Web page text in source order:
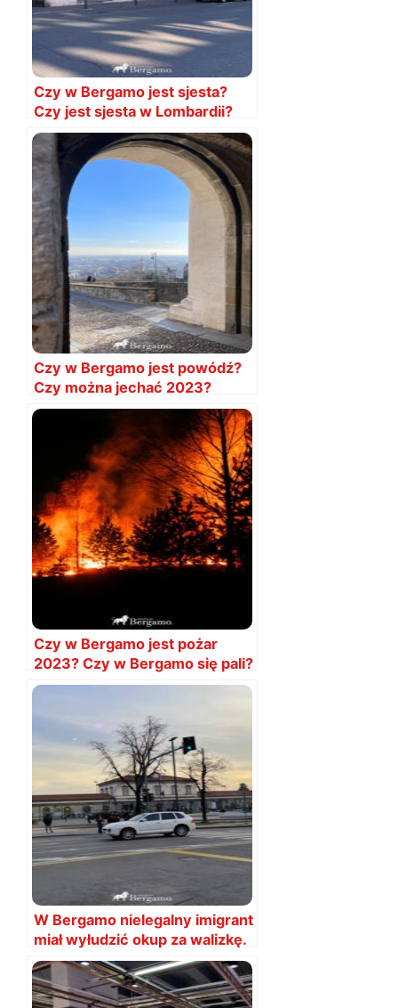
Czy w Bergamo jest sjesta?
Czy jest sjesta w Lombardii?
Kiedy jest sjesta
Czy w Bergamo jest powódź?
Czy można jechać 2023?
Czy w Bergamo jest pożar
2023? Czy w Bergamo się pali?
W Bergamo nielegalny imigrant
miał wyłudzić okup za walizkę.
Tutaj uważajmy!